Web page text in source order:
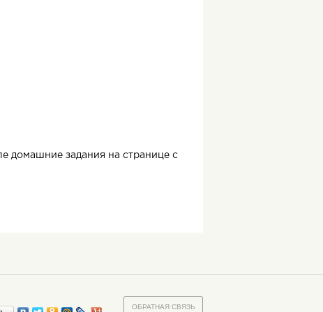
домашние задания на странице с
ОБРАТНАЯ СВЯЗЬ